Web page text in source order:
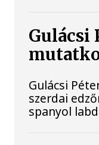
Gulácsi
Gulácsi
szerdai
spanyol